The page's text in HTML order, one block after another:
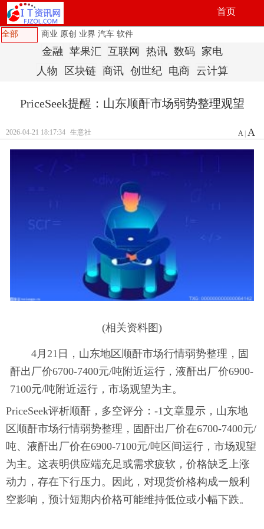
首页
全部 商业 原创 业界 汽车 软件
金融 苹果汇 互联网 热讯 数码
家电
人物
区块链 商讯 创世纪 电商 云计算
PriceSeek提醒：山东顺酐市场弱势整理观望
2026-04-21 18:17:34 生意社 A| A
(相关资料图)
4月21日，山东地区顺酐市场行情弱势整理，固
酐出厂价6700-7400元/吨附近运行，液酐出厂价6900-
7100元/吨附近运行，市场观望为主。
PriceSeek评析顺酐，多空评分：-1文章显示，山东地
区顺酐市场行情弱势整理，固酐出厂价在6700-7400元/
吨、液酐出厂价在6900-7100元/吨区间运行，市场观望
为主。这表明供应端充足或需求疲软，价格缺乏上涨
动力，存在下行压力。因此，对现货价格构成一般利
空影响，预计短期内价格可能维持低位或小幅下跌。